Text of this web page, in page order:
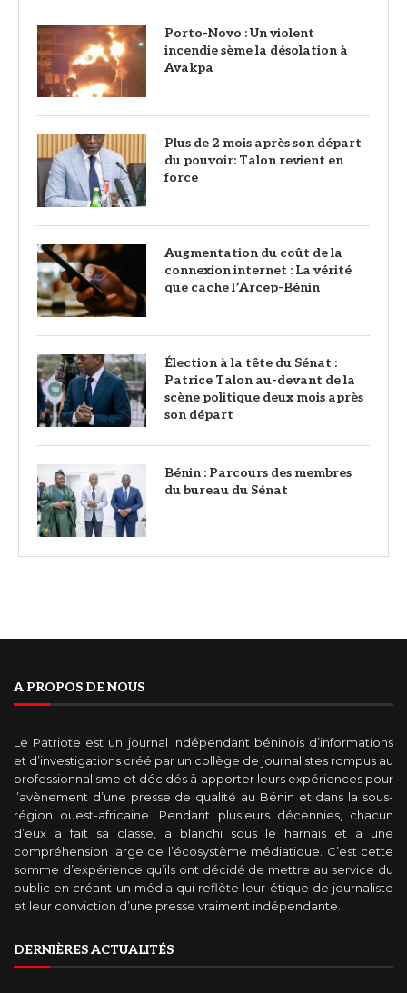
Porto-Novo : Un violent
incendie sème la désolation à
Avakpa
Plus de 2 mois après son départ
du pouvoir: Talon revient en
force
Augmentation du coût de la
connexion internet : La vérité
que cache l’Arcep-Bénin
Élection à la tête du Sénat :
Patrice Talon au-devant de la
scène politique deux mois après
son départ
Bénin : Parcours des membres
du bureau du Sénat
A PROPOS DE NOUS
Le Patriote est un journal indépendant béninois d’informations
et d’investigations créé par un collège de journalistes rompus au
professionnalisme et décidés à apporter leurs expériences pour
l’avènement d’une presse de qualité au Bénin et dans la sous-
région ouest-africaine. Pendant plusieurs décennies, chacun
d’eux a fait sa classe, a blanchi sous le harnais et a une
compréhension large de l’écosystème médiatique. C’est cette
somme d’expérience qu’ils ont décidé de mettre au service du
public en créant un média qui reflète leur étique de journaliste
et leur conviction d’une presse vraiment indépendante.
DERNIÈRES ACTUALITÉS